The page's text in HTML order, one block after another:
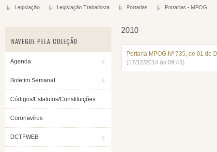
Legislação Legislação Trabalhista Portarias Portarias - MPOG
NAVEGUE PELA COLEÇÃO
Agenda
Boletim Semanal
Códigos/Estatutos/Constituições
Coronavírus
DCTFWEB
2010
Portaria MPOG Nº 735, de 01 de
(17/12/2014 ás 09:43)